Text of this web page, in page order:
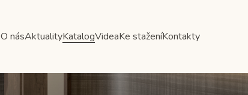
O násAktualityKatalogVideaKe staženíKontakty